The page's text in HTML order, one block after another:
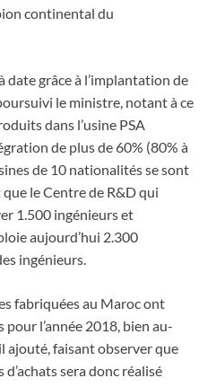
continental du
date grâce à l’implantation de
le ministre, notant à ce
dans l’usine PSA
de plus de 60% (80% à
de 10 nationalités se sont
le Centre de R&D qui
1.500 ingénieurs et
aujourd’hui 2.300
ingénieurs.
fabriquées au Maroc ont
l’année 2018, bien au-
ajouté, faisant observer que
d’achats sera donc réalisé